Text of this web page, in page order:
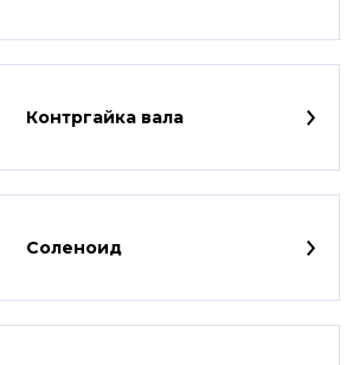
Контргайка вала
Соленоид